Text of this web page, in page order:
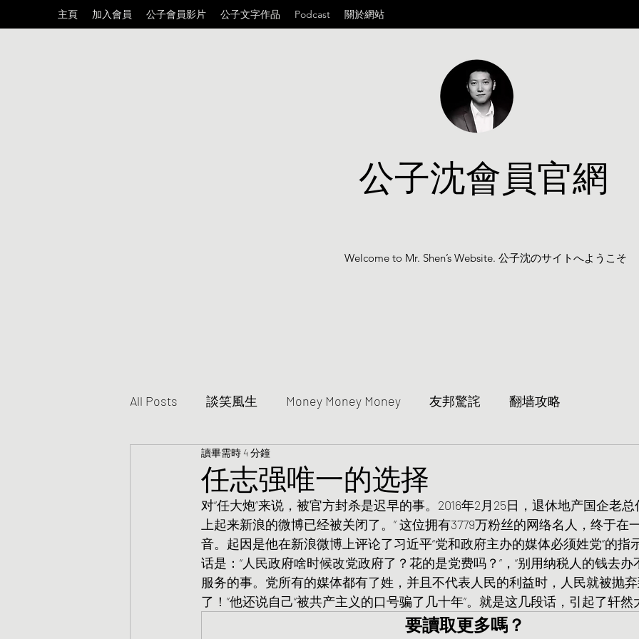
主頁 加入會員 公子會員影片 公子文字作品 Podcast 關於網站
公子沈會員官網
Welcome to Mr. Shen’s Website. 公子沈のサイトへようこそ
All Posts 談笑風生 Money Money Money 友邦驚詫 翻墙攻略
任志强唯一的选择
讀畢需時 4 分鐘
对“任大炮”来说，被官方封杀是迟早的事。2016年2月25日，退休地产国企老总
上起来新浪的微博已经被关闭了。” 这位拥有3779万粉丝的网络名人，终于在
音。起因是他在新浪微博上评论了习近平“党和政府主办的媒体必须姓党”的指
话是：“人民政府啥时候改党政府了？花的是党费吗？”，“别用纳税人的钱去
服务的事。党所有的媒体都有了姓，并且不代表人民的利益时，人民就被抛
了！”他还说自己“被共产主义的口号骗了几十年”。就是这几段话，引起了轩然
要讀取更多嗎？